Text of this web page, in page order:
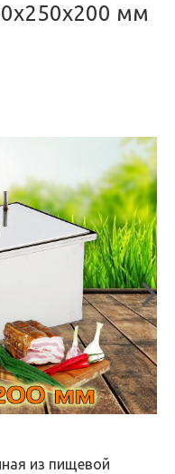
мм
из пищевой